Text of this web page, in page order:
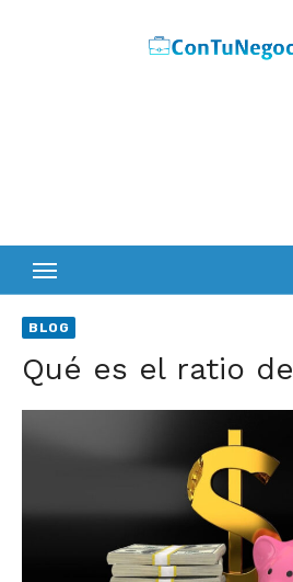
BLOG
Qué es el ratio